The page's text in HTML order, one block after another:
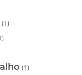
(1)
(1)